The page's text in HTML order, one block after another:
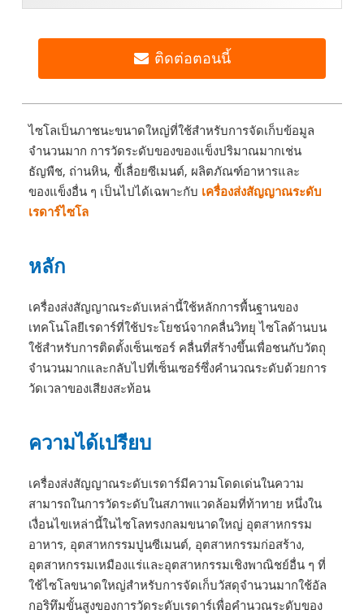
อัลตราโซนิกทำงานบนหลักการที่เป็น ...
ติดต่อตอนนี้
ไซโลเป็นภาชนะขนาดใหญ่ที่ใช้สำหรับการจัดเก็บข้อมูล
จำนวนมาก การวัดระดับของของแข็งปริมาณมากเช่น
ธัญพืช, ถ่านหิน, ขี้เลื่อยซีเมนต์, ผลิตภัณฑ์อาหารและ
ของแข็งอื่น ๆ เป็นไปได้เฉพาะกับ เครื่องส่งสัญญาณระดับ
เรดาร์ไซโล
หลัก
เครื่องส่งสัญญาณระดับเหล่านี้ใช้หลักการพื้นฐานของ
เทคโนโลยีเรดาร์ที่ใช้ประโยชน์จากคลื่นวิทยุ ไซโลด้านบน
ใช้สำหรับการติดตั้งเซ็นเซอร์ คลื่นที่สร้างขึ้นเพื่อชนกับวัตถุ
จำนวนมากและกลับไปที่เซ็นเซอร์ซึ่งคำนวณระดับด้วยการ
วัดเวลาของเสียงสะท้อน
ความได้เปรียบ
เครื่องส่งสัญญาณระดับเรดาร์มีความโดดเด่นในความ
สามารถในการวัดระดับในสภาพแวดล้อมที่ท้าทาย หนึ่งใน
เงื่อนไขเหล่านี้ในไซโลทรงกลมขนาดใหญ่ อุตสาหกรรม
อาหาร, อุตสาหกรรมปูนซีเมนต์, อุตสาหกรรมก่อสร้าง,
อุตสาหกรรมเหมืองแร่และอุตสาหกรรมเชิงพาณิชย์อื่น ๆ ที่
ใช้ไซโลขนาดใหญ่สำหรับการจัดเก็บวัสดุจำนวนมากใช้อัล
กอริทึมขั้นสูงของการวัดระดับเรดาร์เพื่อคำนวณระดับของ